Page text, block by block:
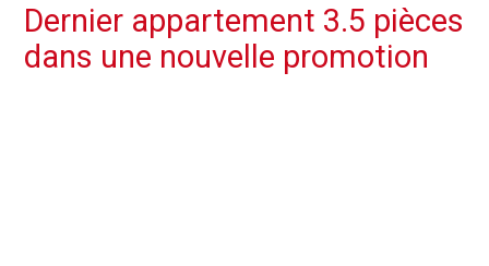
Dernier appartement 3.5 pièces
dans une nouvelle promotion